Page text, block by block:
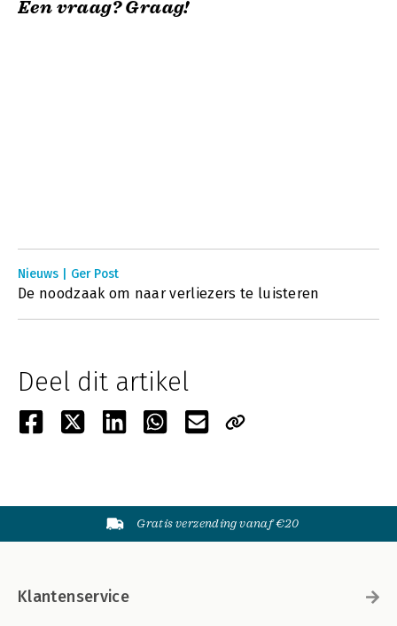
Een vraag? Graag!
Nieuws | Ger Post
De noodzaak om naar verliezers te luisteren
Deel dit artikel
Gratis verzending vanaf €20
Klantenservice